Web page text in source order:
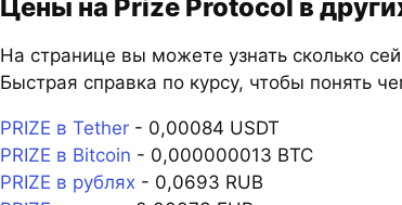
Цены на Prize Protocol в
На странице вы можете узнать сколько
Быстрая справка по курсу, чтобы понять
PRIZE в Tether- 0,00084 USDT
PRIZE в Bitcoin - 0,000000013 BTC
PRIZE в рублях- 0,0693 RUB